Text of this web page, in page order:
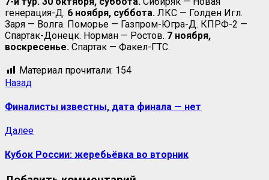
генерация-Д. 6 ноября, суббота. ЛКС — Голден Игл.
Заря — Волга. Поморье — Газпром-Югра-Д. КПРФ-2 —
Спартак-Донецк. Норман — Ростов. 7 ноября,
воскресенье. Спартак — Факел-ГТС.
Материал прочитали: 154
Навигация
записи
Назад
Финалисты известны, дата финала — нет
ДалееСледующая
Кубок России: жеребьёвка во вторник